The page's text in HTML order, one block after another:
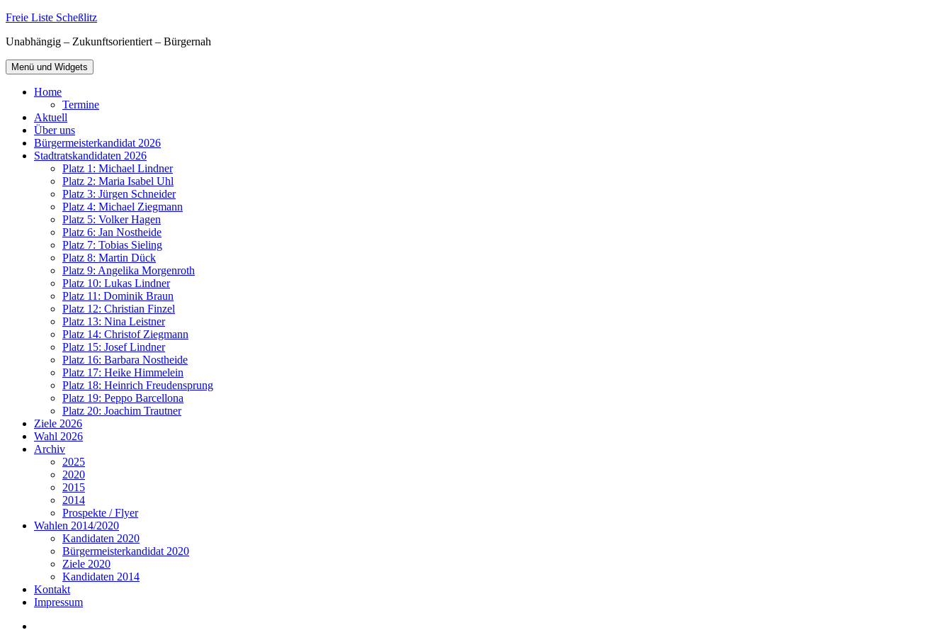
Zum
springen
Freie Liste Scheßlitz
Unabhängig – Zukunftsorientiert – Bürgernah
Menü und Widgets
Home
Termine
Aktuell
Über uns
Bürgermeisterkandidat 2026
Stadtratskandidaten 2026
Platz 1: Michael Lindner
Platz 2: Maria Isabel Uhl
Platz 3: Jürgen Schneider
Platz 4: Michael Ziegmann
Platz 5: Volker Hagen
Platz 6: Jan Nostheide
Platz 7: Tobias Sieling
Platz 8: Martin Dück
Platz 9: Angelika Morgenroth
Platz 10: Lukas Lindner
Platz 11: Dominik Braun
Platz 12: Christian Finzel
Platz 13: Nina Leistner
Platz 14: Christof Ziegmann
Platz 15: Josef Lindner
Platz 16: Barbara Nostheide
Platz 17: Heike Himmelein
Platz 18: Heinrich Freudensprung
Platz 19: Peppo Barcellona
Platz 20: Joachim Trautner
Ziele 2026
Wahl 2026
Archiv
2025
2020
2015
2014
Prospekte / Flyer
Wahlen 2014/2020
Kandidaten 2020
Bürgermeisterkandidat 2020
Ziele 2020
Kandidaten 2014
Kontakt
Impressum